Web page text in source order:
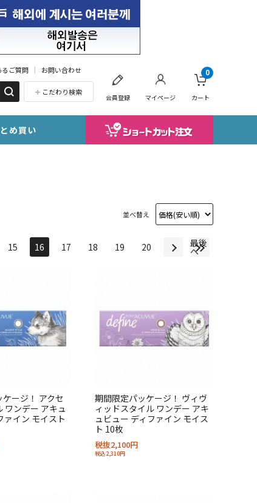
るご質問 お問い合わせ
こだわり検索
会員登録 マイページ カート
0
め買い
並べ替え
15 16 17 18 19 20 最後
へ
ージ！ アクセ
ワンデー アキュ
ァイン モイスト
期間限定パッケージ！ ヴィヴ
ィッドスタイル ワンデー アキ
ュビュー ディファイン モイス
ト 10枚
税抜2,100円
税込2,310円